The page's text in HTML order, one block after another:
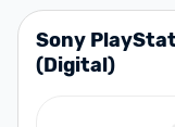
Sony
(Digital)